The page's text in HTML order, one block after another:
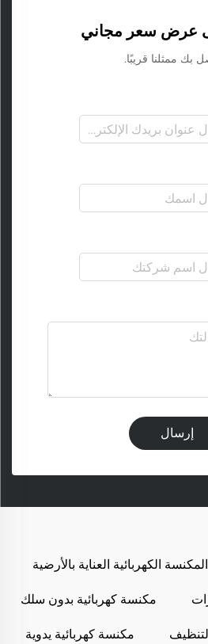
عرض سعر مجاني
بك ممثلنا قريبًا.
إرسال
المكنسة الكهربائية العناية بالأرضية
مكنسة كهربائية بدون سلك
مكنسة كهربائية يدوية